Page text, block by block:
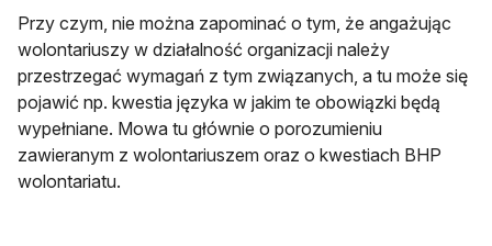
Przy czym, nie można zapominać o tym, że angażując
wolontariuszy w działalność organizacji należy
przestrzegać wymagań z tym związanych, a tu może się
pojawić np. kwestia języka w jakim te obowiązki będą
wypełniane. Mowa tu głównie o porozumieniu
zawieranym z wolontariuszem oraz o kwestiach BHP
wolontariatu.